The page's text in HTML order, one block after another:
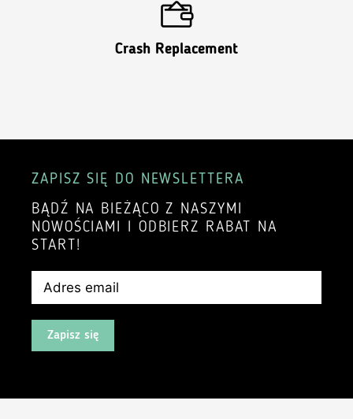
Crash Replacement
ZAPISZ SIĘ DO NEWSLETTERA
BĄDŹ NA BIEŻĄCO Z NASZYMI
NOWOŚCIAMI I ODBIERZ RABAT NA
START!
Zapisz się